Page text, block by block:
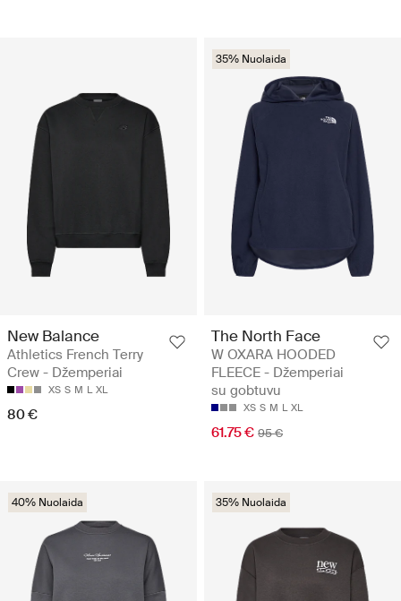
New Balance
Athletics French Terry
Crew - Džemperiai
XS S M L XL
80 €
35% Nuolaida
The North Face
W OXARA HOODED
FLEECE - Džemperiai
su gobtuvu
XS S M L XL
61.75 € 95 €
40% Nuolaida 35% Nuolaida